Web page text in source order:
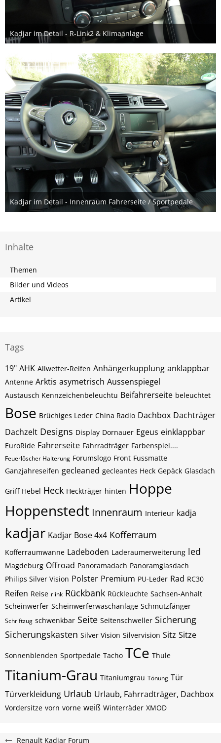
Kadjar im Detail - R-Link2 & Klimaanlage
10. November 2016
Kadjar im Detail - Innenraum Fahrerseite / Sportpedale
10. November 2016
Inhalte
Themen
Bilder und Videos
Artikel
Tags
19" AHK Allwetter-Reifen Anhängerkupplung anklappbar
Antenne Arktis asymetrisch Aussenspiegel
Austausch Kennzeichenbeleuchtu Beifahrerseite beleuchtet
Bose Brüchiges Leder China Radio Dachbox Dachträger
Dachzelt Designs Display Dornauer Egeus einklappbar
EuroRide Fahrerseite Fahrradträger Farbenspiel....
Feuerlöscher Halterung Forumslogo Front Fussmatte
Ganzjahreseifen gecleaned gecleantes Heck Gepäck Glasdach
Griff Hebel Heck Heckträger hinten Hoppe
Hoppenstedt Innenraum Interieur kadja
kadjar Kadjar Bose 4x4 Kofferraum
Kofferraumwanne Ladeboden Laderaumerweiterung led
Magdeburg Offroad Panoramadach Panoramglasdach
Philips Silver Vision Polster Premium PU-Leder Rad RC30
Reifen Reise rlink Rückbank Rückleuchte Sachsen-Anhalt
Scheinwerfer Scheinwerferwaschanlage Schmutzfänger
Schriftzug schwenkbar Seite Seitenschweller Sicherung
Sicherungskasten Silver Vision Silvervision Sitz Sitze
Sonnenblenden Sportpedale Tacho TCe Thule
Titanium-Grau Titaniumgrau Tönung Tür
Türverkleidung Urlaub Urlaub, Fahrradträger, Dachbox
Vordersitze vorn vorne weiß Winterräder XMOD
Renault Kadjar Forum